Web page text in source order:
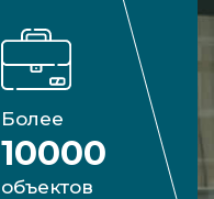
Более
10000
объектов